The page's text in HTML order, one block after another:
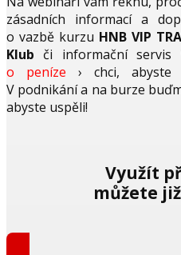
zásadních informací a
o vazbě kurzu HNB VIP
Klub či informační servis
o peníze › chci, abyste
V podnikání a na burze
abyste uspěli!
Využít
můžete